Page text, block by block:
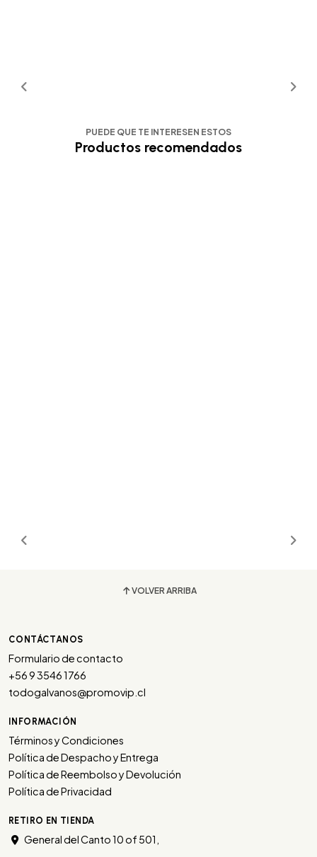
PUEDE QUE TE INTERESEN ESTOS
Productos recomendados
VOLVER ARRIBA
CONTÁCTANOS
Formulario de contacto
+56 9 3546 1766
todogalvanos@promovip.cl
INFORMACIÓN
Términos y Condiciones
Política de Despacho y Entrega
Política de Reembolso y Devolución
Política de Privacidad
RETIRO EN TIENDA
General del Canto 10 of 501,